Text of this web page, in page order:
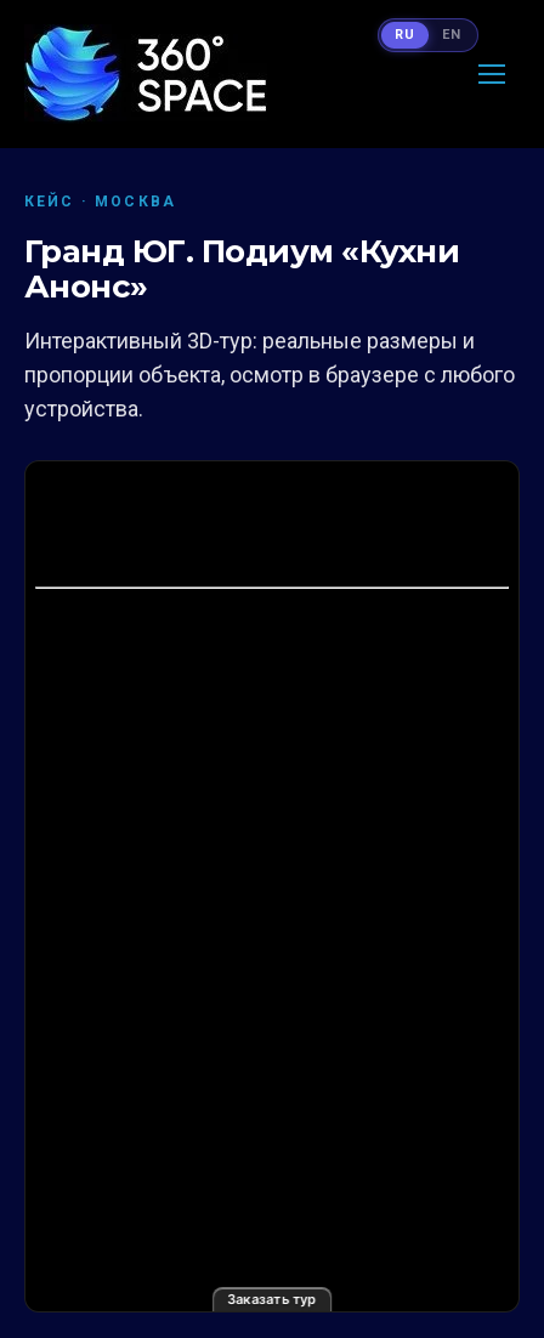
КЕЙС · МОСКВА
Гранд ЮГ. Подиум «Кухни
Анонс»
Интерактивный 3D-тур: реальные размеры и
пропорции объекта, осмотр в браузере с любого
устройства.
Заказать тур
RU EN